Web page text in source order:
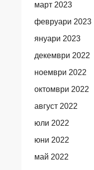
март 2023
февруари 2023
януари 2023
декември 2022
ноември 2022
октомври 2022
август 2022
юли 2022
юни 2022
май 2022